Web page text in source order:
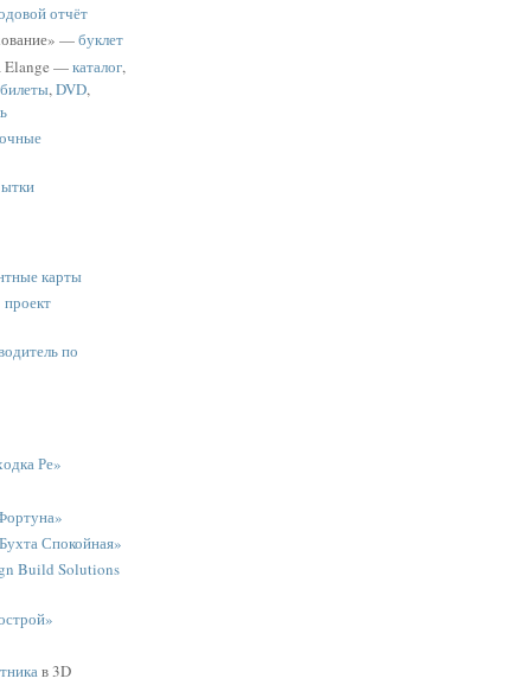
отчёт
—буклет
Elange —каталог,
,DVD,
карты
проект
по
Ре»
Спокойная»
Build Solutions
в 3D